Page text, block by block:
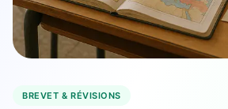
BREVET & RÉVISIONS